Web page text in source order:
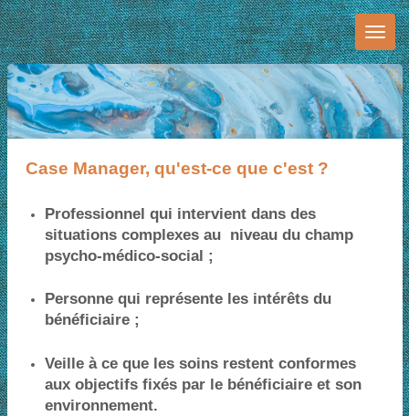
Passer
au
contenu
principal
Case Manager, qu'est-ce que c'est ?
Professionnel qui intervient dans des
situations complexes au niveau du champ
psycho-médico-social ;
Personne qui représente les intérêts du
bénéficiaire ;
Veille à ce que les soins restent conformes
aux objectifs fixés par le bénéficiaire et son
environnement.